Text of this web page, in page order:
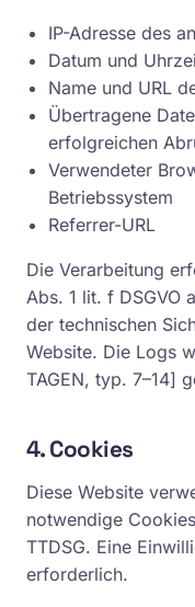
IP-Adresse des
Datum und
Name und URL
Übertragene
erfolgreichen
Verwendeter
Betriebssystem
Referrer-URL
Die Verarbeitung
Abs. 1 lit. f DSGVO
der technischen
Website. Die Logs
TAGEN, typ. 7–14]
4. Cookies
Diese Website
notwendige
TTDSG. Eine
erforderlich.